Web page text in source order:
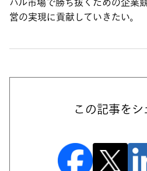
バル市場で勝ち抜くための企業
営の実現に貢献していきたい。
この記事をシ